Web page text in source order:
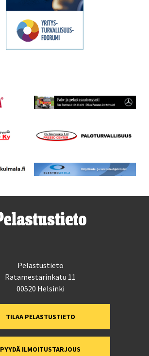
Pelastustieto
Ratamestarinkatu 11
00520 Helsinki
TILAA PELASTUSTIETO
PYYDÄ ILMOITUSTARJOUS